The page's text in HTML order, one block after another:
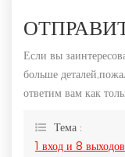
Если вы
больше
ответим вам как
Тема :
1 вход и 8